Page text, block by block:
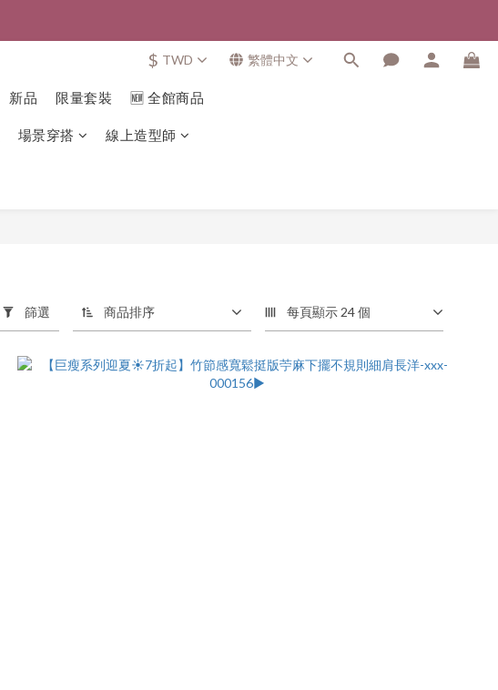
$ TWD 繁體中文
新品 限量套裝 🆕 全館商品
場景穿搭 線上造型師
篩選 商品排序 每頁顯示 24 個